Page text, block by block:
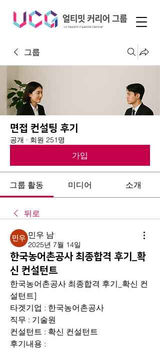
그룹
면접 컨설팅 후기
공개 · 회원 251명
가입
그룹 활동 미디어 소개
뒤로
민우 남
2025년 7월 14일
한국농어촌공사 최종합격 후기_확
신 컨설턴트
한국농어촌공사 최종합격 후기_확신 컨
설턴트]
타겟기업 : 한국농어촌공사
직무 : 기술원
컨설턴트 : 확신 컨설턴트
후기내용 :